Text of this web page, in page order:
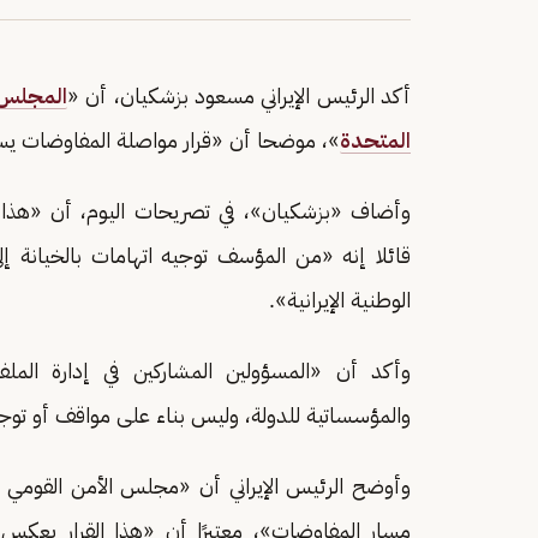
أكد الرئيس الإيراني مسعود بزشكيان، أن «المجلس
المتحدة»، موضحا أن «قرار مواصلة المفاوضات
وأضاف «بزشكيان»، في تصريحات اليوم، أن «هذا
قائلا إنه «من المؤسف توجيه اتهامات
الوطنية الإيرانية».
وأكد أن «المسؤولين المشاركين في إدارة
والمؤسساتية للدولة، وليس بناء على مواقف أو
وأوضح الرئيس الإيراني أن «مجلس الأمن
مسار المفاوضات»، معتبرًا أن «هذا القرار